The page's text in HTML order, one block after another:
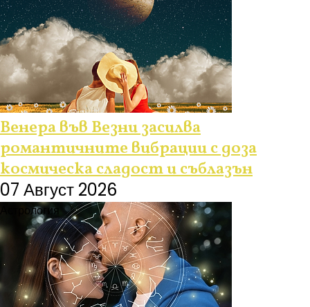
Венера във Везни засилва
романтичните вибрации с доза
космическа сладост и съблазън
07 Август 2026
Астрология